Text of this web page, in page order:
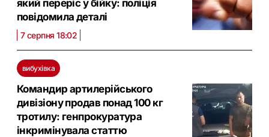
який переріс у бійку: поліція
повідомила деталі
7 серпня 18:02
вибухівка
Командир артилерійського
дивізіону продав понад 100 кг
тротилу: генпрокуратура
інкримінувала статтю